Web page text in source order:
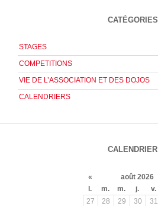
CATÉGORIES
STAGES
COMPETITIONS
VIE DE L’ASSOCIATION ET DES DOJOS
CALENDRIERS
CALENDRIER
« août 2026
l.
m. m. j. v.
27
28 29 30 31